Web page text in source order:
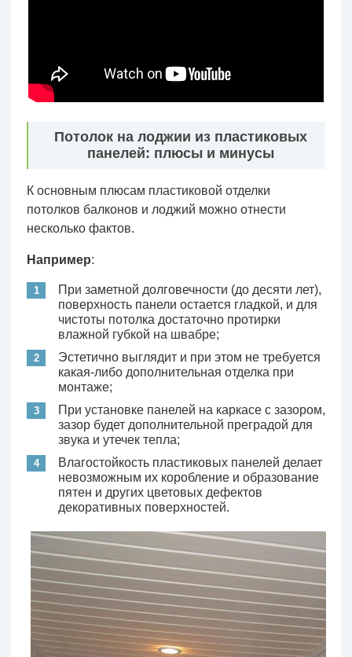
Потолок на лоджии из пластиковых
панелей: плюсы и минусы
К основным плюсам пластиковой отделки
потолков балконов и лоджий можно отнести
несколько фактов.
Например:
При заметной долговечности (до десяти лет),
поверхность панели остается гладкой, и для
чистоты потолка достаточно протирки
влажной губкой на швабре;
Эстетично выглядит и при этом не требуется
какая-либо дополнительная отделка при
монтаже;
При установке панелей на каркасе с зазором,
зазор будет дополнительной преградой для
звука и утечек тепла;
Влагостойкость пластиковых панелей делает
невозможным их коробление и образование
пятен и других цветовых дефектов
декоративных поверхностей.